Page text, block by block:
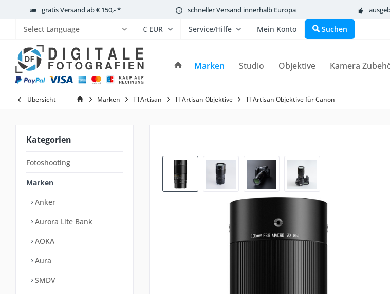
gratis Versand ab € 150,- * schneller Versand innerhalb Europa
Powered by
Service/Hilfe Mein Konto Suchen
Marken Studio Objektive Kamera
Übersicht Marken TTArtisan TTArtisan Objektive TTArtisan Objektive für Canon
Kategorien
Fotoshooting
Marken
Anker
Aurora Lite Bank
AOKA
Aura
SMDV